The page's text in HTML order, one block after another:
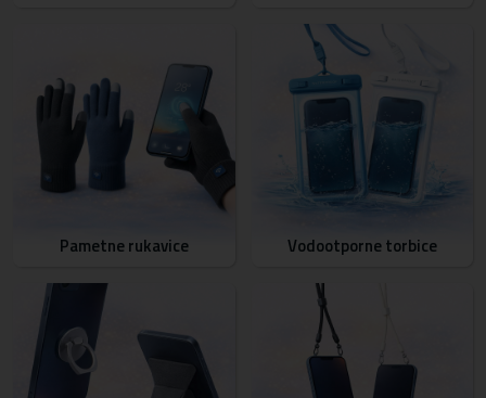
Pametne rukavice Vodootporne torbice